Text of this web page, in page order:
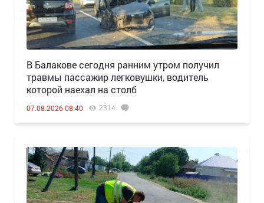
В Балакове сегодня ранним утром получил
травмы пассажир легковушки, водитель
которой наехал на столб
07.08.2026 08:40 2314